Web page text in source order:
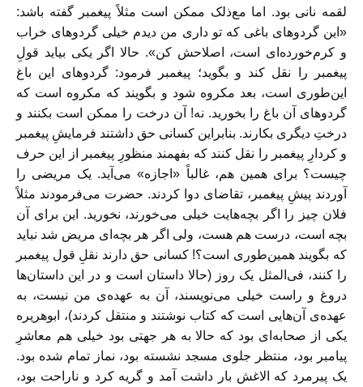
لقمه نانی بود. اما مع‌ذلک ممکن است مثلاً پیغمبر گفته باشد:
«این گردوهای باغی که تو داری من دیدم خیلی گردوهای خراب
و کرم‌خورده‌ای است، اصلاحش کن». حالا اگر یکی بیاید قولِ
پیغمبر را نقل کند و بگوید؛ پیغمبر فرمود: گردوهای این باغ
این‌طوری است، بعد مکروه شود و بگویند که مکروه است که
گردوهای آن باغ را بخورید. نه! آن درخت را ممکن است بکنند و
درختِ دیگری بکارند. بنابراین کسانی حق داشتند فرمایشِ پیغمبر
و کردارِ پیغمبر را نقل کنند که بفهمند منظورِ پیغمبر از این حرف
چیست؟ برای همین هم، غالباً «اجازه» می‌آید. یک مریضی را
‌آوردند پیشِ پیغمبر، تقاضای دوا کردند. حضرت می‌فرمودند مثلاً
فلان چیز را اگر بچه‌هایت خیلی می‌خورند، نخورید. این برای آن
بچه است، درست هم هست، ولی اگر هر بچه‌ای مریض شد نباید
که بگویند همین‌طوری است؟! کسانی حق دارند نقلِ قول پیغمبر
را کنند، فی‌المثل یک روز (حالا داستان است و در این داستان‌ها
دروغ و راست خیلی می‌نویسند، آن به عهده‌ی من نیست، به
عهده‌ی آن‌هایی است که کتاب نوشتند و منتقل کردند)، ابوهریره
یکی از صحابه‌ای بود که حالا به هر جهتی بود خیلی هم معاشرِ
پیامبر بود، منتظر جلوی مسجد نشسته بود، نماز تمام شده بود.
یک پیرمرد که الاغش بار داشت آمد و گریه ‌کرد و ناراحت بود،